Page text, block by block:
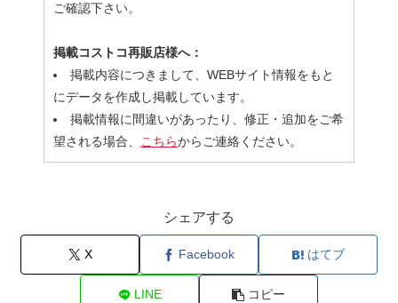
ご確認下さい。
掲載コストコ再販店様へ：
掲載内容につきまして、WEBサイト情報をもと
にデータを作成し掲載しています。
掲載情報に間違いがあったり、修正・追加をご希
望される場合、 こちらからご連絡ください。
シェアする
X Facebook はてブ
LINE コピー